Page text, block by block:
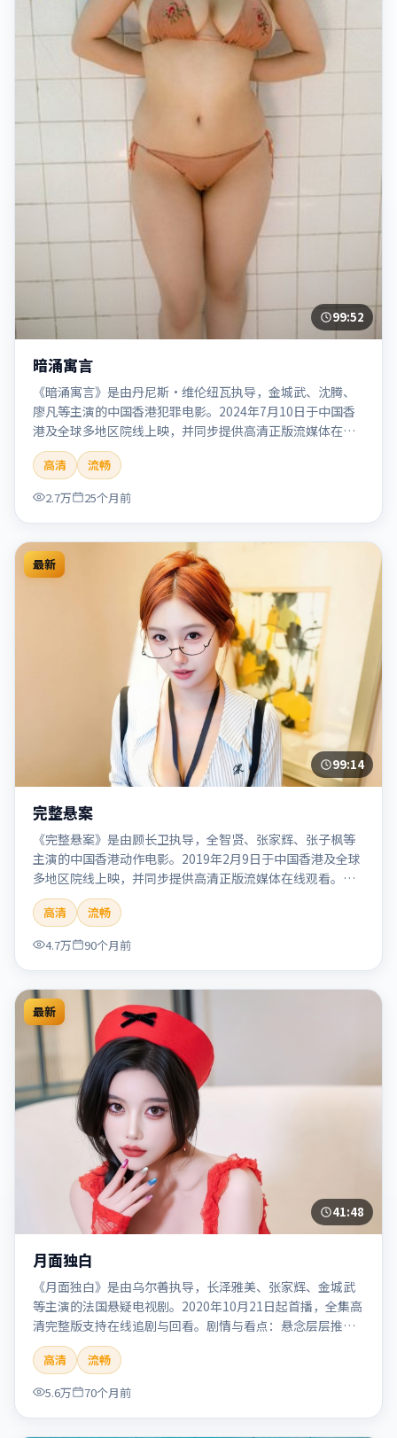
99:52
暗涌寓言
《暗涌寓言》是由丹尼斯·维伦纽瓦执导，金城武、沈腾、
廖凡等主演的中国香港犯罪电影。2024年7月10日于中国香
港及全球多地区院线上映，并同步提供高清正版流媒体在线
观看。剧情与看点：聚焦案件与人性灰色地带，张力十足，
兼具社会观察与戏剧冲突。本片适合检索「暗涌寓言」「丹
尼斯·维伦纽瓦」「犯罪」「中国香港」「2024」「2024-
07-10上映」等关键词的影迷阅读简介与主创信息。
高清
流畅
2.7万
25个月前
最新
99:14
完整悬案
《完整悬案》是由顾长卫执导，全智贤、张家辉、张子枫等
主演的中国香港动作电影。2019年2月9日于中国香港及全球
多地区院线上映，并同步提供高清正版流媒体在线观看。剧
情与看点：动作场面密集，节奏明快，适合喜欢热血追缉与
爆破场面的观众。本片适合检索「完整悬案」「顾长卫」
「动作」「中国香港」「2019」「2019-02-09上映」等关键
词的影迷阅读简介与主创信息。
高清
流畅
4.7万
90个月前
最新
41:48
月面独白
《月面独白》是由乌尔善执导，长泽雅美、张家辉、金城武
等主演的法国悬疑电视剧。2020年10月21日起首播，全集高
清完整版支持在线追剧与回看。剧情与看点：悬念层层推
进，线索相互勾连，结局出人意料，适合推理爱好者。本片
适合检索「月面独白」「乌尔善」「悬疑」「法国」
「2020」「2020-10-21上映」等关键词的影迷阅读简介与主
创信息。
高清
流畅
5.6万
70个月前